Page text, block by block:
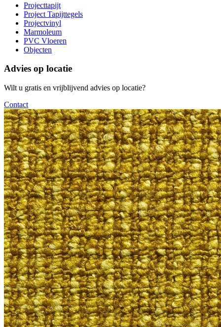
Projecttapijt
Project Tapijttegels
Projectvinyl
Marmoleum
PVC Vloeren
Objecten
Advies op locatie
Wilt u gratis en vrijblijvend advies op locatie?
Contact